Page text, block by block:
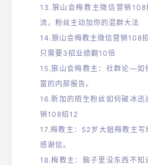
13. 狼山会梅教主微信营销
流，粉丝主动加你的混群大法
14.狼山会梅教主微信营销108
只需要3招业绩翻10倍
15.狼山会梅教主：社群论—如
富的内部报告。
16.新加的陌生粉丝如何破冰迅
销108招12
17.梅教主：52岁大姐梅教主写
感谢信。
18.梅教主：脑子里没东西不知